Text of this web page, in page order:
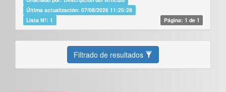
Última actualización: 07/08/2026 11:25:28
Lista Nº: 1
Página: 1 de 1
Filtrado de resultados